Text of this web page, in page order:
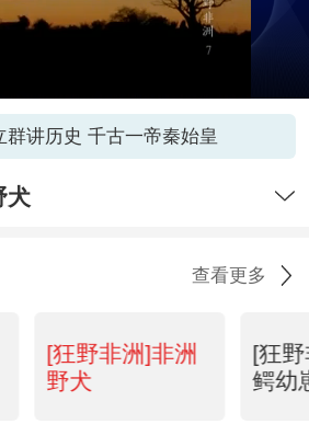
群讲历史 千古一帝秦始皇
犬
查看更多
[狂野非洲]非洲
野犬
[狂
鳄幼